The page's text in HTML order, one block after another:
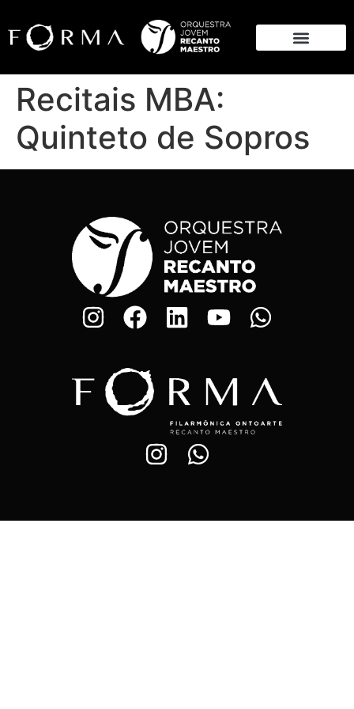
Recitais MBA:
Quinteto de Sopros